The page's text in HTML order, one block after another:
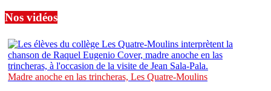
Nos vidéos
Madre anoche en las trincheras, Les Quatre-Moulins